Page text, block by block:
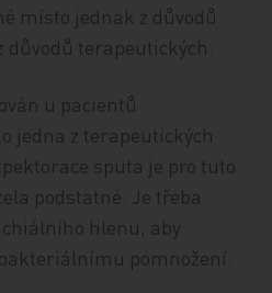
místo jednak z důvodů
terapeutických.
u pacientů
jedna z terapeutických
sputa je pro tuto
podstatné. Je třeba
hlenu, aby
pomnožení.